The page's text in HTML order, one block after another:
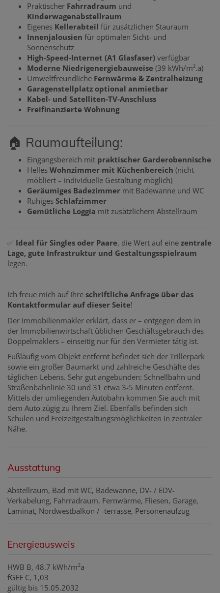
Praktischer Fahrradraum und
Kinderwagenabstellraum
Eigenes Kellerabteil für zusätzlichen Stauraum
Innenjalousien für optimalen Sicht- und
Sonnenschutz
High-Speed-Internet (A1 Glasfaser) verfügbar
Moderne Niedrigenergiebauweise (39 kWh/m².a)
Umweltfreundliche Fernwärme & Zentralheizung
Garagenstellplatz optional anmietbar
Kabel- und Satelliten-TV-Anschluss
Freifinanzierte Wohnung
🏠 Raumaufteilung:
Eingangsbereich mit praktischer Garderobennische
Helles Wohnzimmer mit Küchenbereich (nicht
möbliert – individuelle Gestaltung möglich)
Geräumiges Badezimmer mit Badewanne und WC
Ruhiges Schlafzimmer
Gemütliche Loggia mit zusätzlichem Abstellraum
✅ Ideal für Singles oder Paare, die Wert auf eine zentrale
Lage, gute Infrastruktur und Gestaltungsspielraum
legen.
Ich freue mich auf Ihre schriftliche Anfrage über das
Kontaktformular auf dieser Seite!
Der Immobilienmakler erklärt, dass er – entgegen dem in
der Immobilienwirtschaft üblichen Geschäftsgebrauch des
Doppelmaklers – einseitig nur für den Vermieter tätig ist.
Fußläufig vom Objekt entfernt befindet sich der Trillerpark
sowie ein großer Baumarkt und zahlreiche Geschäfte des
täglichen Lebens. Sehr gut angebunden: Schnellbahn und
Straßenbahnlinie 30 und 31 etwa 3-5 Minuten entfernt.
Mittels der umliegenden Autobahn kommen Sie auch mit
dem Auto zügig zu Ihrem Ziel. Ebenfalls befinden sich
Schulen und Freizeitgestaltungsmöglichkeiten in zentraler
Nähe.
Ausstattung
Abstellraum Bad mit WC Badewanne DV- / EDV-
Verkabelung Fahrradraum Fernwärme Fliesen Garage
Laminat Nordwestbalkon / -terrasse Personenaufzug
Energieausweis
HWB B, 48.7 kWh/m2a
fGEE C, 1,03
gültig bis 15.05.2032